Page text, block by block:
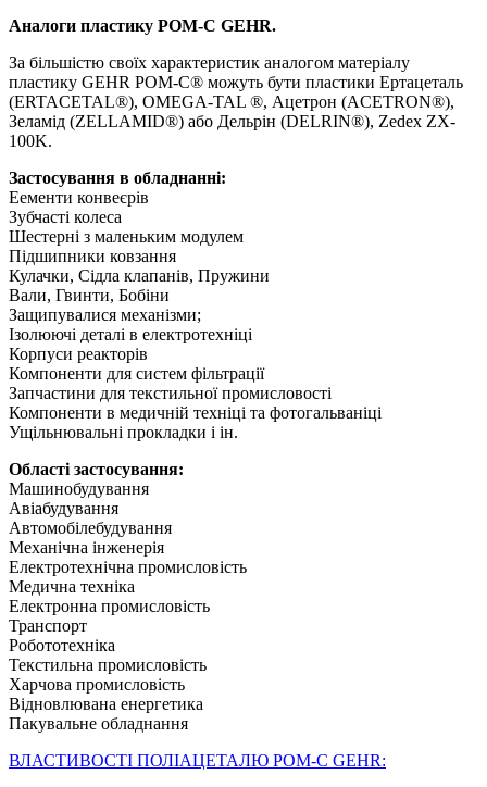
Аналоги пластику POM-C GEHR.
За більшістю своїх характеристик аналогом матеріалу
пластику GEHR POM-C® можуть бути пластики Ертацеталь
(ERTACETAL®), OMEGA-TAL ®, Ацетрон (ACETRON®),
Зеламід (ZELLAMID®) або Дельрін (DELRIN®), Zedex ZX-
100K.
Застосування в обладнанні:
Еементи конвеєрів
Зубчасті колеса
Шестерні з маленьким модулем
Підшипники ковзання
Кулачки, Сідла клапанів, Пружини
Вали, Гвинти, Бобіни
Защипувалися механізми;
Ізолюючі деталі в електротехніці
Корпуси реакторів
Компоненти для систем фільтрації
Запчастини для текстильної промисловості
Компоненти в медичній техніці та фотогальваніці
Ущільнювальні прокладки і ін.
Області застосування:
Машинобудування
Авіабудування
Автомобілебудування
Механічна інженерія
Електротехнічна промисловість
Медична техніка
Електронна промисловість
Транспорт
Робототехніка
Текстильна промисловість
Харчова промисловість
Відновлювана енергетика
Пакувальне обладнання
ВЛАСТИВОСТІ ПОЛІАЦЕТАЛЮ POM-C GEHR: